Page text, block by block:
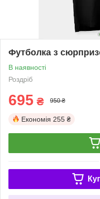
Футболка з
В наявності
Роздріб
695 ₴ 950 ₴
Економія 255 ₴